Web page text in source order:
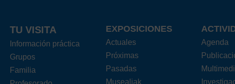
TU VISITA
Información práctica
Grupos
Familia
EXPOSICIONES
Actuales
Próximas
Pasadas
Musealiak
Agenda